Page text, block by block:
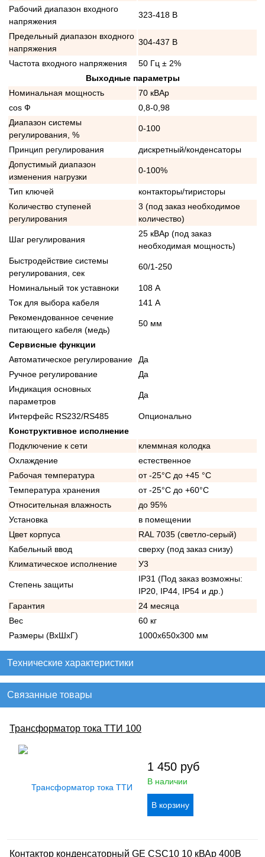
Рабочий диапазон входного
напряжения
323-418 В
Предельный диапазон входного
напряжения
304-437 В
Частота входного напряжения
50 Гц ± 2%
Выходные параметры
Номинальная мощность
70 кВАр
cos Ф
0,8-0,98
Диапазон системы
регулирования, %
0-100
Принцип регулирования
дискретный/конденсаторы
Допустимый диапазон
изменения нагрузки
0-100%
Тип ключей
контакторы/тиристоры
Количество ступеней
регулирования
3 (под заказ необходимое
количество)
Шаг регулирования
25 кВАр (под заказ
необходимая мощность)
Быстродействие системы
регулирования, сек
60/1-250
Номинальный ток уставноки
108 А
Ток для выбора кабеля
141 А
Рекомендованное сечение
питающего кабеля (медь)
50 мм
Сервисные функции
Автоматическое регулирование
Да
Ручное регулирование
Да
Индикация основных
параметров
Да
Интерфейс RS232/RS485
Опционально
Конструктивное исполнение
Подключение к сети
клеммная колодка
Охлаждение
естественное
Рабочая температура
от -25°C до +45 °C
Температура хранения
от -25°C до +60°C
Относительная влажность
до 95%
Установка
в помещении
Цвет корпуса
RAL 7035 (светло-серый)
Кабельный ввод
сверху (под заказ снизу)
Климатическое исполнение
У3
Степень защиты
IP31 (Под заказ возможны:
IP20, IP44, IP54 и др.)
Гарантия
24 месяца
Вес
60 кг
Размеры (ВхШхГ)
1000х650х300 мм
Технические характеристики
Связанные товары
Трансформатор тока ТТИ 100
1 450 руб
В наличии
Контактор конденсаторный GE CSC10 10 кВАр 400В